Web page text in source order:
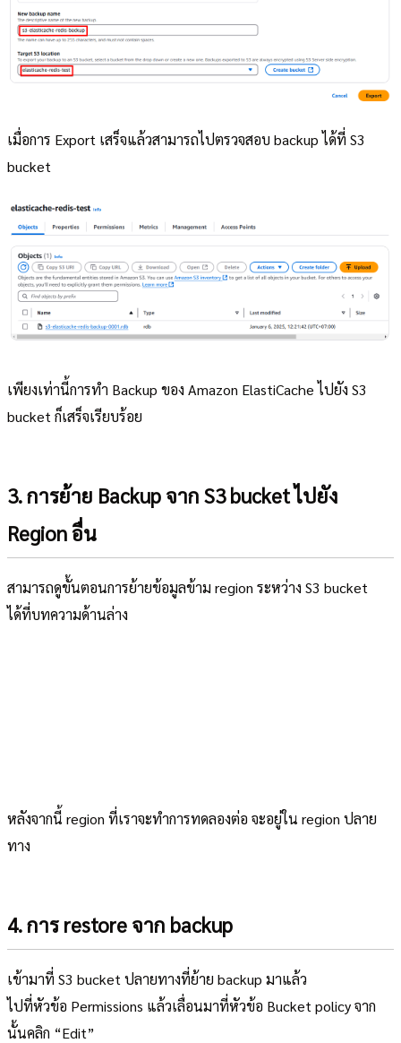
เมื่อการ Export เสร็จแล้วสามารถไปตรวจสอบ backup ได้ที่ S3
bucket
เพียงเท่านี้การทำ Backup ของ Amazon ElastiCache ไปยัง S3
bucket ก็เสร็จเรียบร้อย
3. การย้าย Backup จาก S3 bucket ไปยัง
Region อื่น
สามารถดูขั้นตอนการย้ายข้อมูลข้าม region ระหว่าง S3 bucket
ได้ที่บทความด้านล่าง
หลังจากนี้ region ที่เราจะทำการทดลองต่อ จะอยู่ใน region ปลาย
ทาง
4. การ restore จาก backup
เข้ามาที่ S3 bucket ปลายทางที่ย้าย backup มาแล้ว
ไปที่หัวข้อ Permissions แล้วเลื่อนมาที่หัวข้อ Bucket policy จาก
นั้นคลิก “Edit”